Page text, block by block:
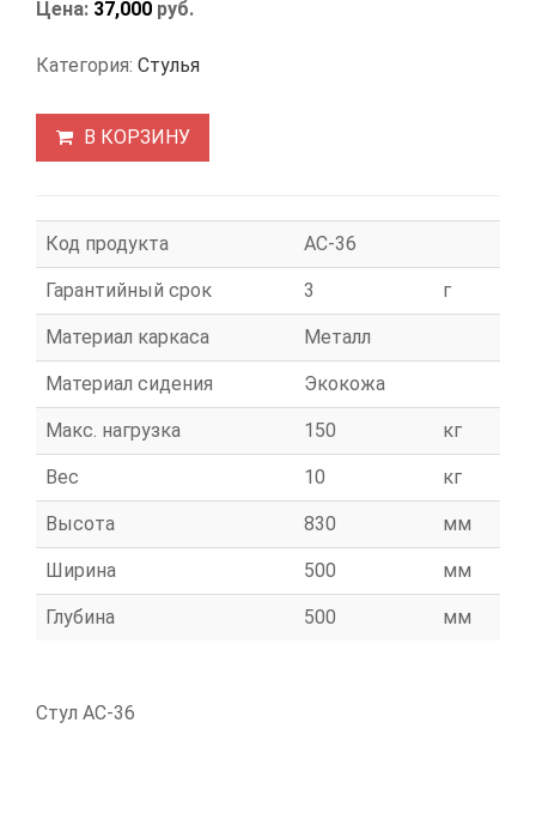
Цена: 37,000 руб.
Категория: Стулья
В КОРЗИНУ
Код продукта АС-36
Гарантийный срок 3 г
Материал каркаса Металл
Материал сидения Экокожа
Макс. нагрузка 150 кг
Вес 10 кг
Высота 830 мм
Ширина 500 мм
Глубина 500 мм
Стул АС-36